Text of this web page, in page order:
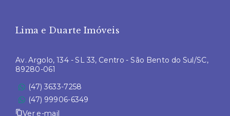
Lima e Duarte Imóveis
Av. Argolo, 134 - SL 33, Centro - São Bento do Sul/SC,
89280-061
(47) 3633-7258
(47) 99906-6349
Ver e-mail